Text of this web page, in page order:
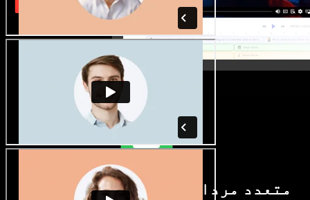
متعدد مردانہ و زنانہ آوازیں اور